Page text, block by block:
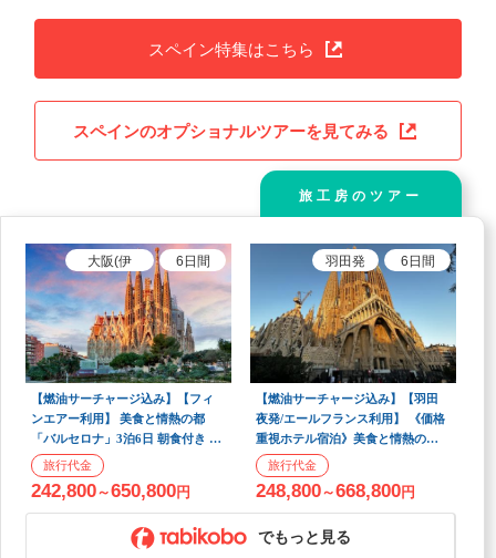
スペイン特集はこちら
スペインのオプショナルツアーを見てみる
旅工房のツアー
【燃油サーチャージ込み】【フィ
ンエアー利用】 美食と情熱の都
「バルセロナ」3泊6日 朝食付き フ
リープラン
大阪(伊
丹)、大阪
(関空) 発
6 日間
242,800～650,800円
【燃油サーチャージ込み】【羽田
夜発/エールフランス利用】 《価格
重視ホテル宿泊》美食と情熱の都
「バルセロナ」3泊6日
羽田発 6 日間
248,800～668,800円
でもっと見る